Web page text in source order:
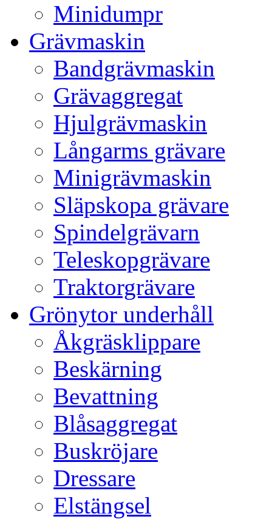
Minidumpr
Grävmaskin
Bandgrävmaskin
Grävaggregat
Hjulgrävmaskin
Långarms grävare
Minigrävmaskin
Släpskopa grävare
Spindelgrävarn
Teleskopgrävare
Traktorgrävare
Grönytor underhåll
Åkgräsklippare
Beskärning
Bevattning
Blåsaggregat
Buskröjare
Dressare
Elstängsel